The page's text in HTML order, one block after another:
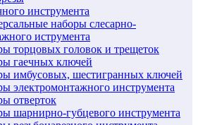
инструмента
наборы слесарно-
иструмента
торцовых головок и трещеток
гаечных ключей
имбусовых, шестигранных ключей
электромонтажного инструмента
отверток
шарнирно-губцевого инструмента